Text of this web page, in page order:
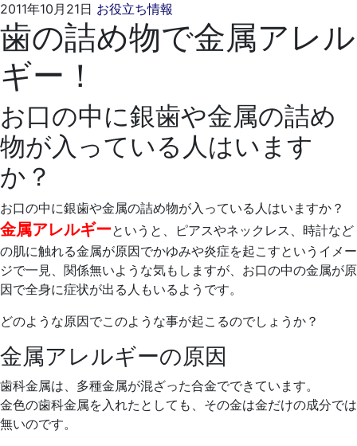
2011年10月21日 お役立ち情報
年
4
日
れ
も
科
医
院
歯の詰め物で金属アレル
ギー！
お口の中に銀歯や金属の詰め
物が入っている人はいます
か？
お口の中に銀歯や金属の詰め物が入っている人はいますか？
金属アレルギーというと、ピアスやネックレス、時計など
の肌に触れる金属が原因でかゆみや炎症を起こすというイメー
ジで一見、関係無いような気もしますが、お口の中の金属が原
因で全身に症状が出る人もいるようです。
どのような原因でこのような事が起こるのでしょうか？
金属アレルギーの原因
歯科金属は、多種金属が混ざった合金でできています。
金色の歯科金属を入れたとしても、その金は金だけの成分では
無いのです。